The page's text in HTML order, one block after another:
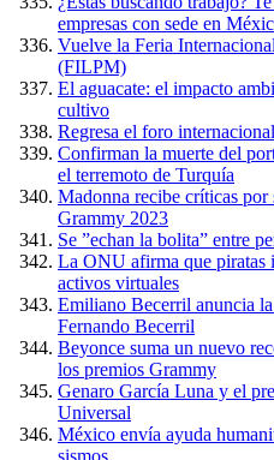
empresas con sede en
Vuelve la Feria
(FILPM)
El aguacate: el impacto
cultivo
Regresa el foro
Confirman la muerte del
el terremoto de Turquía
Madonna recibe críticas por
Grammy 2023
Se ”echan la bolita” entre
La ONU afirma que piratas
activos virtuales
Emiliano Becerril anuncia
Fernando Becerril
Beyonce suma un nuevo
los premios Grammy
Genaro García Luna y el
Universal
México envía ayuda
sismos